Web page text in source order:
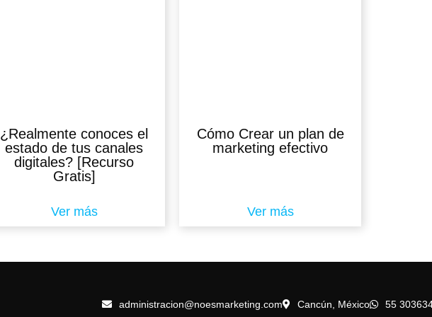
¿Realmente conoces el
estado de tus canales
digitales? [Recurso
Gratis]
Ver más
Cómo Crear un plan de
marketing efectivo
Ver más
administracion@noesmarketing.com Cancún, México 55